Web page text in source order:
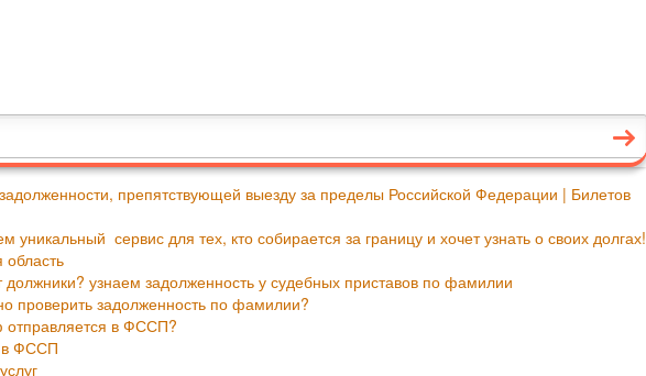
препятствующей выезду за пределы Российской Федерации | Билетов
уникальный сервис для тех, кто собирается за границу и хочет узнать о своих долгах!
область
узнаем задолженность у судебных приставов по фамилии
проверить задолженность по фамилии?
отправляется в ФССП?
ФССП